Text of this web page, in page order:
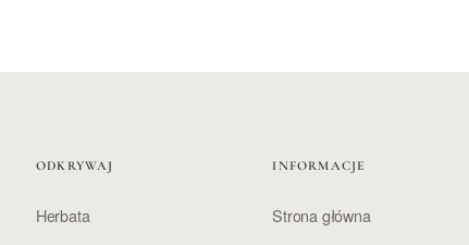
ODKRYWAJ
Herbata
INFORMACJE
Strona główna